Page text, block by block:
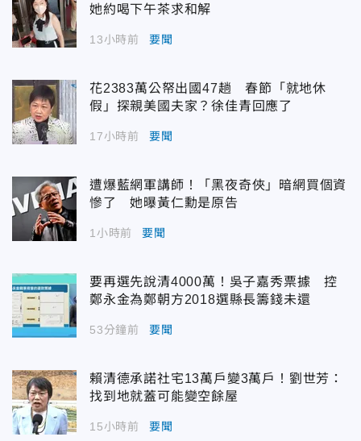
她約喝下午茶求和解
13小時前 要聞
花2383萬公帑出國47趟 春節「就地休
假」探親美國夫家？徐佳青回應了
17小時前 要聞
遭爆藍網軍講師！「黑夜奇俠」暗網買個資
慘了 她曝黃仁勳是原告
1小時前 要聞
要再選先說清4000萬！吳子嘉秀票據 控
鄭永金為鄭朝方2018選縣長籌錢未還
53分鐘前 要聞
賴清德承諾社宅13萬戶變3萬戶！劉世芳：
找到地就蓋可能變空餘屋
15小時前 要聞